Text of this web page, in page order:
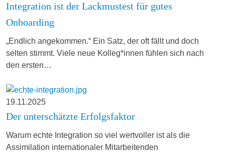
Integration ist der Lackmustest für gutes
Onboarding
„Endlich angekommen.“ Ein Satz, der oft fällt und doch
selten stimmt. Viele neue Kolleg*innen fühlen sich nach
den ersten…
19.11.2025
Der unterschätzte Erfolgsfaktor
Warum echte Integration so viel wertvoller ist als die
Assimilation internationaler Mitarbeitenden